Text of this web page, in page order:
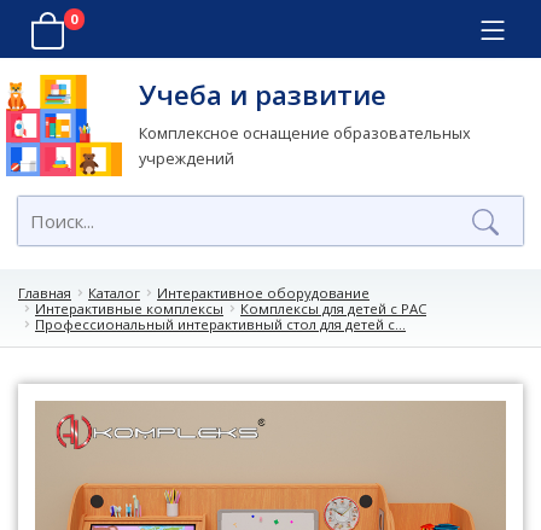
0
Учеба и развитие
Комплексное оснащение образовательных
учреждений
Главная Каталог
Интерактивное оборудование
Интерактивные комплексы
Комплексы для детей с РАС
Профессиональный интерактивный стол для детей с...